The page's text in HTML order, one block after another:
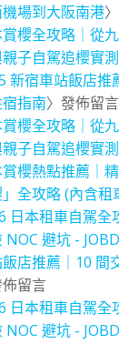
場到大阪南港
賞櫻全攻略｜從
子自駕追櫻實
新宿車站飯店推
指南〉發佈留言
賞櫻全攻略｜從
子自駕追櫻實
賞櫻熱點推薦｜
全攻略 (內含租
日本租車自駕
NOC 避坑 -
店推薦｜10 間
留言
日本租車自駕
NOC 避坑 -